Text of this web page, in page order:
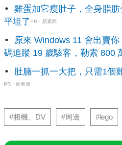
雞蛋加它瘦肚子，全身脂
平坦了 PR・新素簡
原來 Windows 11 會出賣
碼追蹤 19 歲駭客，勒索 800
肚腩一抓一大把，只需1個
PR・新素簡
#相機、DV #周邊 #lego